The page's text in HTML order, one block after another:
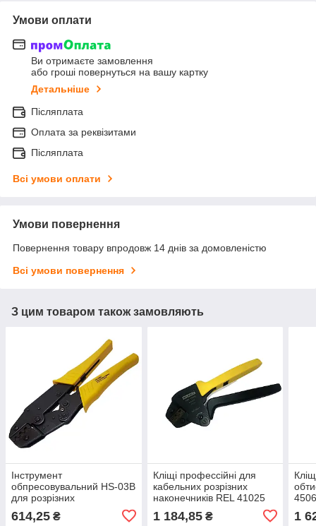
Умови оплати
Ви отримаєте замовлення
або гроші повернуться на вашу картку
Детальніше
Післяплата
Оплата за реквізитами
Післяплата
Всі умови оплати
Умови повернення
Повернення товару впродовж 14 днів за домовленістю
Всі умови повернення
З цим товаром також замовляють
Інструмент
обпресовувальний HS-03B
для розрізних
614,25 ₴
Кліщі профессійні для
кабельних розрізних
наконечників REL 41025
1 184,85₴ 1